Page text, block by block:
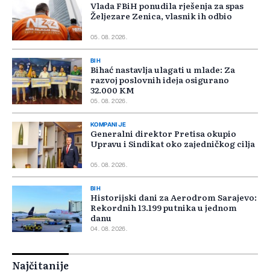
Vlada FBiH ponudila rješenja za spas
Željezare Zenica, vlasnik ih odbio
05. 08. 2026.
BIH
Bihać nastavlja ulagati u mlade: Za
razvoj poslovnih ideja osigurano
32.000 KM
05. 08. 2026.
KOMPANIJE
Generalni direktor Pretisa okupio
Upravu i Sindikat oko zajedničkog cilja
05. 08. 2026.
BIH
Historijski dani za Aerodrom Sarajevo:
Rekordnih 13.199 putnika u jednom
danu
04. 08. 2026.
Najčitanije